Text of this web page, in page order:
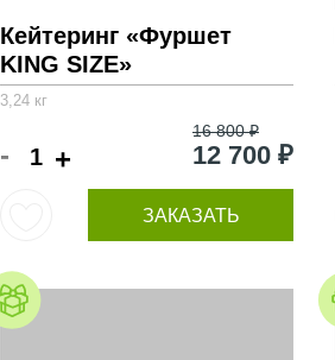
Кейтеринг «Фуршет
KING SIZE»
3,24 кг
- +
16 800 ₽
12 700 ₽
ЗАКАЗАТЬ